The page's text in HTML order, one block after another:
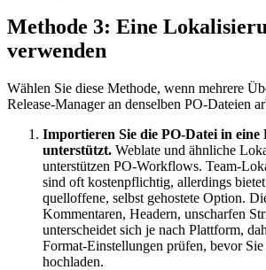
Methode 3: Eine
verwenden
Wählen Sie diese Methode, wenn mehrere
Release-Manager an denselben PO-Dateien
Importieren Sie die PO-Datei in eine
unterstützt. Weblate und ähnliche
unterstützen PO-Workflows. Team-
sind oft kostenpflichtig, allerdings
quelloffene, selbst gehostete Option.
Kommentaren, Headern, unscharfen
unterscheidet sich je nach Plattform,
Format-Einstellungen prüfen, bevor
hochladen.